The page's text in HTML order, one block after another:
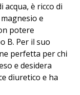
acqua, è ricco di
e
potere
B. Per il suo
perfetta per chi
e desidera
diuretico e ha